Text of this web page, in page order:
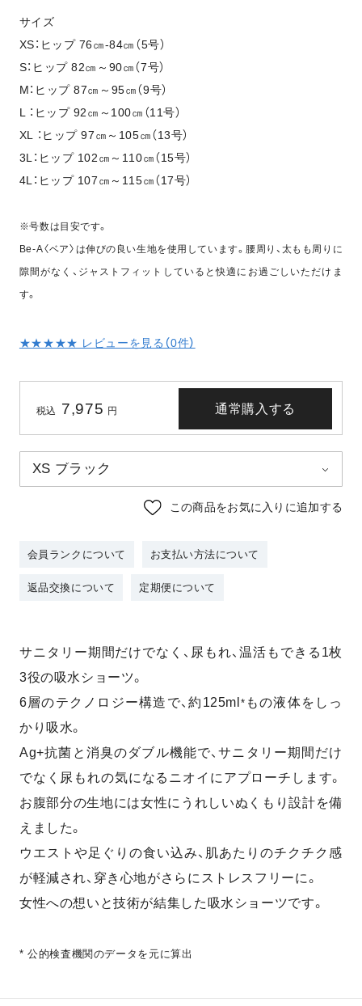
サイズ
XS：ヒップ 76㎝-84㎝（5号）
S：ヒップ 82㎝～90㎝（7号）
M：ヒップ 87㎝～95㎝（9号）
L ：ヒップ 92㎝～100㎝（11号）
XL ：ヒップ 97㎝～105㎝（13号）
3L：ヒップ 102㎝～110㎝（15号）
4L：ヒップ 107㎝～115㎝（17号）
※号数は目安です。
Be-A〈ベア〉は伸びの良い生地を使用しています。腰周り、太もも周りに
隙間がなく、ジャストフィットしていると快適にお過ごしいただけま
す。
★★★★★ レビューを見る（0件）
税込 7,975 円 通常購入する
この商品をお気に入りに追加する
会員ランクについて お支払い方法について
返品交換について 定期便について
サニタリー期間だけでなく、尿もれ、温活もできる1枚
3役の吸水ショーツ。
6層のテクノロジー構造で、約125ml * もの液体をしっ
かり吸水。
Ag+抗菌と消臭のダブル機能で、サニタリー期間だけ
でなく尿もれの気になるニオイにアプローチします。
お腹部分の生地には女性にうれしいぬくもり設計を備
えました。
ウエストや足ぐりの食い込み、肌あたりのチクチク感
が軽減され、穿き心地がさらにストレスフリーに。
女性への想いと技術が結集した吸水ショーツです。
* 公的検査機関のデータを元に算出